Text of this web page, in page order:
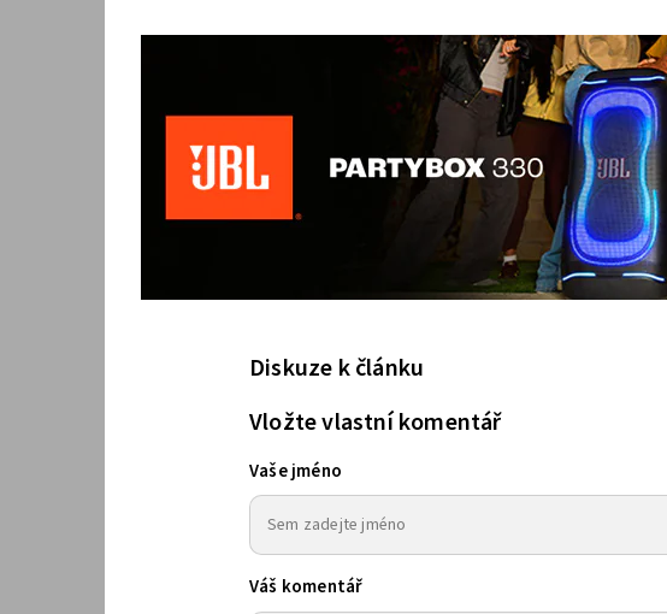
Diskuze k článku
Vložte vlastní komentář
Vaše jméno
Váš komentář